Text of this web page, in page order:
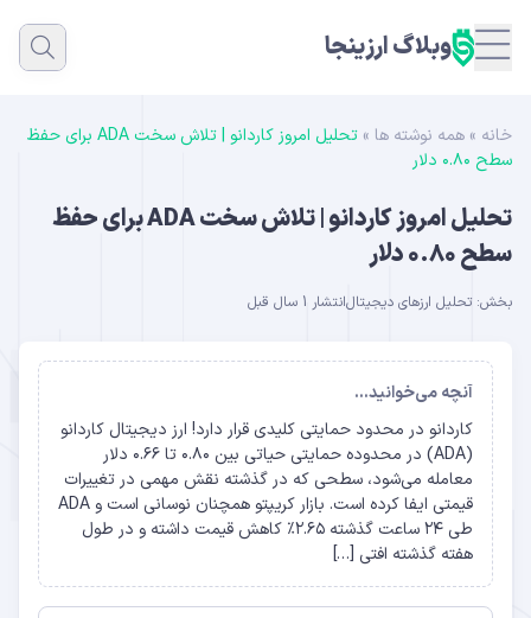
وبلاگ ارزینجا
خانه » همه نوشته ها »
تحلیل امروز کاردانو | تلاش سخت ADA برای حفظ
سطح ۰.۸۰ دلار
تحلیل امروز کاردانو | تلاش سخت ADA برای حفظ
سطح ۰.۸۰ دلار
بخش: تحلیل ارزهای دیجیتالانتشار 1 سال قبل
آنچه می‌خوانید...
کاردانو در محدود حمایتی کلیدی قرار دارد! ارز دیجیتال کاردانو
(ADA) در محدوده حمایتی حیاتی بین ۰.۸۰ تا ۰.۶۶ دلار
معامله می‌شود، سطحی که در گذشته نقش مهمی در تغییرات
قیمتی ایفا کرده است. بازار کریپتو همچنان نوسانی است و ADA
طی ۲۴ ساعت گذشته ۲.۶۵٪ کاهش قیمت داشته و در طول
هفته گذشته افتی […]